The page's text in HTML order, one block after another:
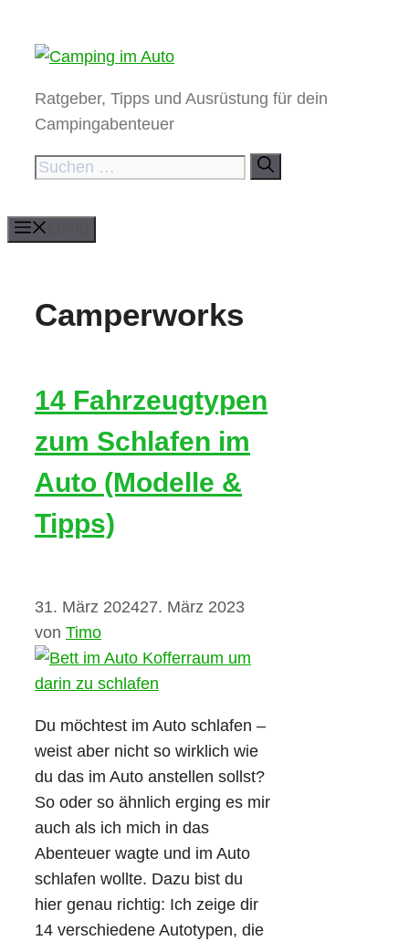
Inhalt
Ratgeber, Tipps und Ausrüstung für dein
Campingabenteuer
Suchen
Camperworks
14 Fahrzeugtypen
zum Schlafen im
Auto (Modelle &
Tipps)
31. März 202427. März 2023
von Timo
Du möchtest im Auto schlafen –
weist aber nicht so wirklich wie
du das im Auto anstellen sollst?
So oder so ähnlich erging es mir
auch als ich mich in das
Abenteuer wagte und im Auto
schlafen wollte. Dazu bist du
hier genau richtig: Ich zeige dir
14 verschiedene Autotypen, die